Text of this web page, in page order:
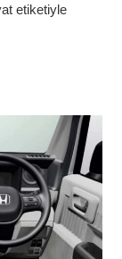
etiketiyle